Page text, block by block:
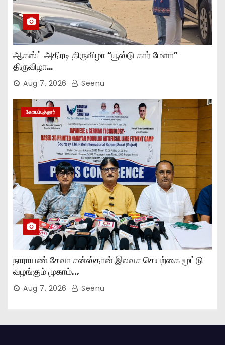
ஆகஸ்ட் அதிரடி திருவிழா “யூஸ்டு கார் மேளா”
திருவிழா…
Aug 7, 2026 Seenu
கோயம்புத்தூர்
நாராயண் சேவா சன்ஸ்தான் இலவச செயற்கை மூட்டு
வழங்கும் முகாம்..,
Aug 7, 2026 Seenu